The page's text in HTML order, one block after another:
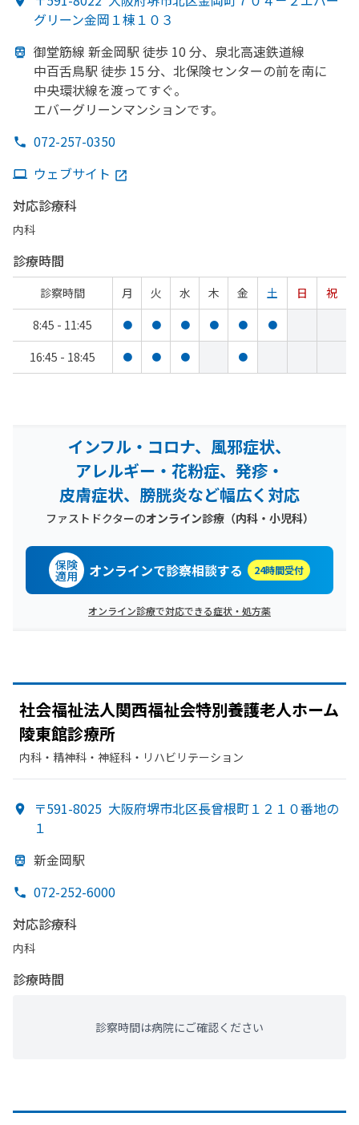
グリーン金岡１棟１０３
御堂筋線 新金岡駅 徒歩 10 分、 泉北高速鉄道線
中百舌鳥駅 徒歩 15 分、 北保険センターの前を南に
中央環状線を渡ってすぐ。
エバーグリーンマンションです。
072-257-0350
ウェブサイト
対応診療科
内科
診療時間
診察時間 月 火 水 木 金 土 日
祝
8:45 - 11:45
● ● ● ● ● ●
16:45 - 18:45 ● ● ● ●
インフル・コロナ、風邪症状、
アレルギー・花粉症、発疹・
皮膚症状、膀胱炎など幅広く対応
ファストドクターのオンライン診療（内科・小児科）
保険
適用 オンラインで診察相談する 24時間受付
オンライン診療で対応できる症状・処方薬
社会福祉法人関西福祉会特別養護老人ホーム
陵東館診療所
内科・​精神科・神経科・​リハビリテーション
〒591-8025 大阪府堺市北区長曾根町１２１０番地の
１
新金岡駅
072-252-6000
対応診療科
内科
診療時間
診察時間は病院にご確認ください